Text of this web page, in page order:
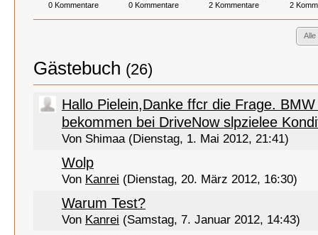
0 Kommentare 0 Kommentare 2 Kommentare 2
Alle
Gästebuch (26)
Hallo Pielein,Danke ffcr die Frage.
bekommen bei DriveNow slpzielee
Von Shimaa (Dienstag, 1. Mai 2012, 21:41)
Wolp
Von Kanrei (Dienstag, 20. März 2012, 16:30)
Warum Test?
Von Kanrei (Samstag, 7. Januar 2012, 14:43)